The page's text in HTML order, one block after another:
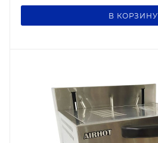
В КОРЗИНУ